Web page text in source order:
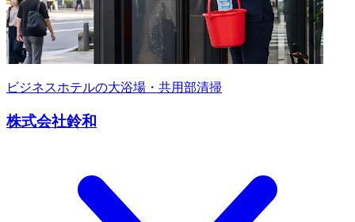
ビジネスホテルの大浴場・共用部清掃
株式会社鈴和